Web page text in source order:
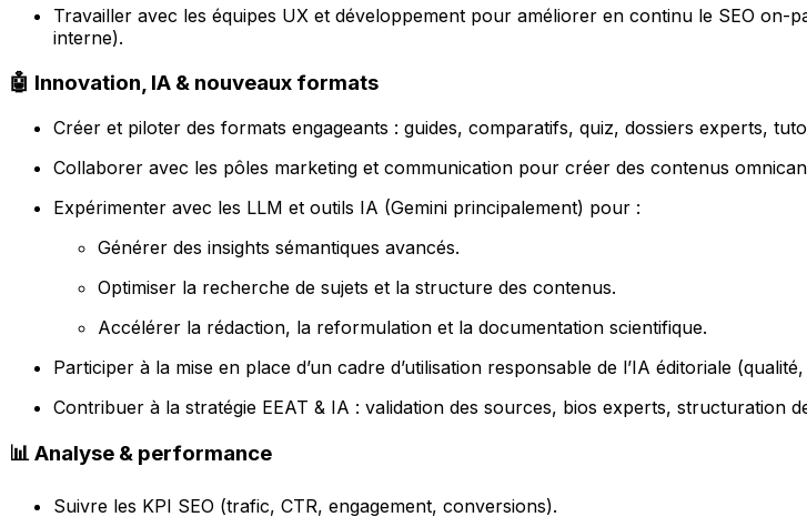
Travailler avec les équipes UX et développement pour améliorer en continu le SEO on-
interne).
🤖 Innovation, IA & nouveaux formats
Créer et piloter des formats engageants : guides, comparatifs, quiz, dossiers experts,
Collaborer avec les pôles marketing et communication pour créer des contenus
Expérimenter avec les LLM et outils IA (Gemini principalement) pour :
Générer des insights sémantiques avancés.
Optimiser la recherche de sujets et la structure des contenus.
Accélérer la rédaction, la reformulation et la documentation scientifique.
Participer à la mise en place d’un cadre d’utilisation responsable de l’IA éditoriale
Contribuer à la stratégie EEAT & IA : validation des sources, bios experts, structuration
📊 Analyse & performance
Suivre les KPI SEO (trafic, CTR, engagement, conversions).